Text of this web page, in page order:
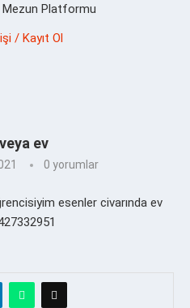
Mezun Platformu
/ Kayıt Ol
ev
0 yorumlar
esenler civarında ev